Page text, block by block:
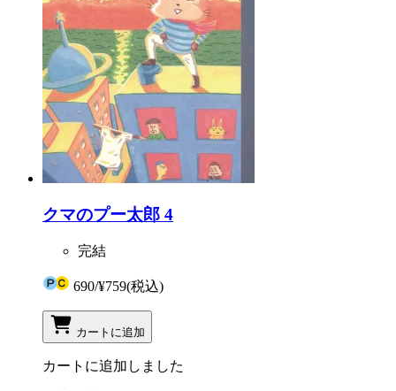
クマのプー太郎 4
完結
690/¥759(税込)
カートに追加
カートに追加しました